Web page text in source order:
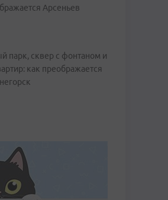
Арсеньев
парк, сквер с фонтаном и
как преображается